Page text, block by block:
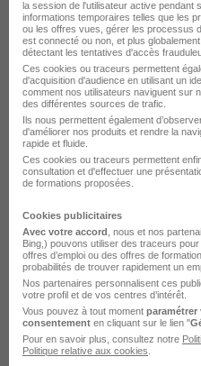
Je suis persuadé que
d'activités ludiques,
gestion des conflits,
d'événements peuvent
significative à votre
enthousiaste à l'idée de
réalisation de vos
autres membres de votre
réaliser mes ambitions
progresser dans ma
Dans l'attente de pouvoir
ma candidature, je reste
toute information
la session de l'utilisateur active pendant
informations temporaires telles que les
ou les offres vues, gérer les processus
est connecté ou non, et plus
détectant les tentatives d'accès
Ces cookies ou traceurs permettent
d'acquisition d'audience en utilisant un
comment nos utilisateurs naviguent sur
des différentes sources de trafic.
Ils nous permettent également
d'améliorer nos produits et rendre la
rapide et fluide.
Ces cookies ou traceurs permettent
consultation et d'effectuer une
de formations proposées.
Cookies publicitaires
Avec votre accord , nous et nos
Bing,) pouvons utiliser des traceurs
offres d’emploi ou des offres de
probabilités de trouver rapidement un
Nos partenaires personnalisent ces
votre profil et de vos centres d’intérêt.
Vous pouvez à tout moment paramétrer
consentement en cliquant sur le lien "
Pour en savoir plus, consultez notre
Politique relative aux cookies